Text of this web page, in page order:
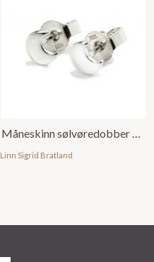
Måneskinn sølvøredobber mini
Linn Sigrid Bratland